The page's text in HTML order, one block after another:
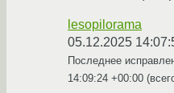
lesopilorama
05.12.2025
Последнее
14:09:24 +00:00